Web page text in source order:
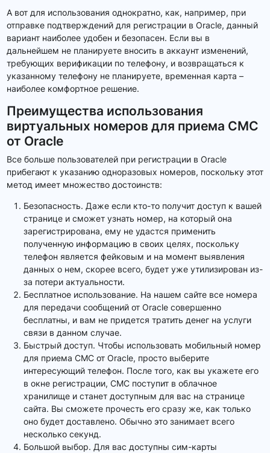
А вот для использования однократно, как, например, при
отправке подтверждений для регистрации в Oracle, данный
вариант наиболее удобен и безопасен. Если вы в
дальнейшем не планируете вносить в аккаунт изменений,
требующих верификации по телефону, и возвращаться к
указанному телефону не планируете, временная карта –
наиболее комфортное решение.
Преимущества использования
виртуальных номеров для приема СМС
от Oracle
Все больше пользователей при регистрации в Oracle
прибегают к указанию одноразовых номеров, поскольку этот
метод имеет множество достоинств:
Безопасность. Даже если кто-то получит доступ к вашей
странице и сможет узнать номер, на который она
зарегистрирована, ему не удастся применить
полученную информацию в своих целях, поскольку
телефон является фейковым и на момент выявления
данных о нем, скорее всего, будет уже утилизирован из-
за потери актуальности.
Бесплатное использование. На нашем сайте все номера
для передачи сообщений от Oracle совершенно
бесплатны, и вам не придется тратить денег на услуги
связи в данном случае.
Быстрый доступ. Чтобы использовать мобильный номер
для приема СМС от Oracle, просто выберите
интересующий телефон. После того, как вы укажете его
в окне регистрации, СМС поступит в облачное
хранилище и станет доступным для вас на странице
сайта. Вы сможете прочесть его сразу же, как только
оно будет доставлено. Обычно это занимает всего
несколько секунд.
Большой выбор. Для вас доступны сим-карты